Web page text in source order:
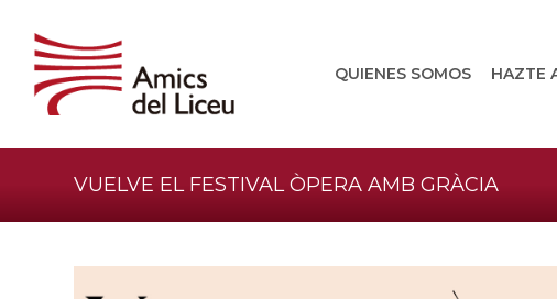
QUIENES SOMOS HAZTE
VUELVE EL FESTIVAL ÒPERA AMB GRÀCIA